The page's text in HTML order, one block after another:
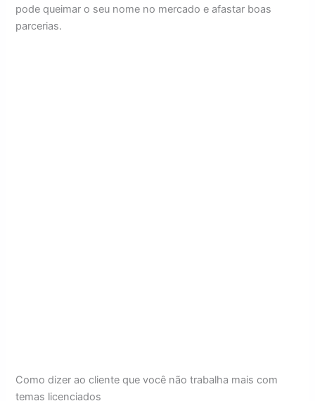
pode queimar o seu nome no mercado e afastar boas
parcerias.
Como dizer ao cliente que você não trabalha mais com
temas licenciados